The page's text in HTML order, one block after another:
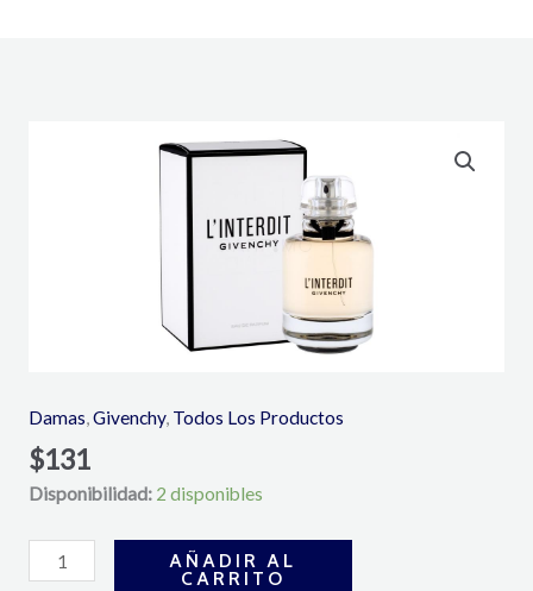
Damas,Givenchy, Todos Los Productos
$131
Disponibilidad: 2 disponibles
AÑADIR AL
CARRITO